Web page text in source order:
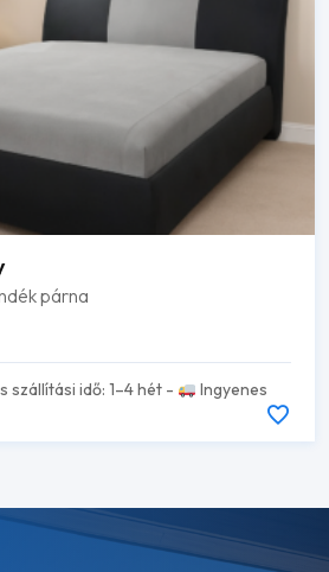
párna
szállítási idő: 1–4 hét -
Ingyenes